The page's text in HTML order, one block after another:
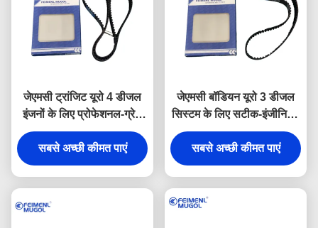
जेएमसी ट्रांजिट यूरो 4 डीजल
इंजनों के लिए प्रोफेशनल-ग्रेड
1006060TARE1 OEM
टाइमिंग बेल्ट 142T, जो स्थिर
टाइमिंग नियंत्रण और इष्टतम
सबसे अच्छी कीमत पाएं
जेएमसी बॉडियन यूरो 3 डीजल
सिस्टम के लिए सटीक-इंजीनियर्ड
1006060CAT OEM टाइमिंग
बेल्ट 112RU32, जो सुचारू,
शांत और विश्वसनीय प्रदर्शन
सबसे अच्छी कीमत पाएं